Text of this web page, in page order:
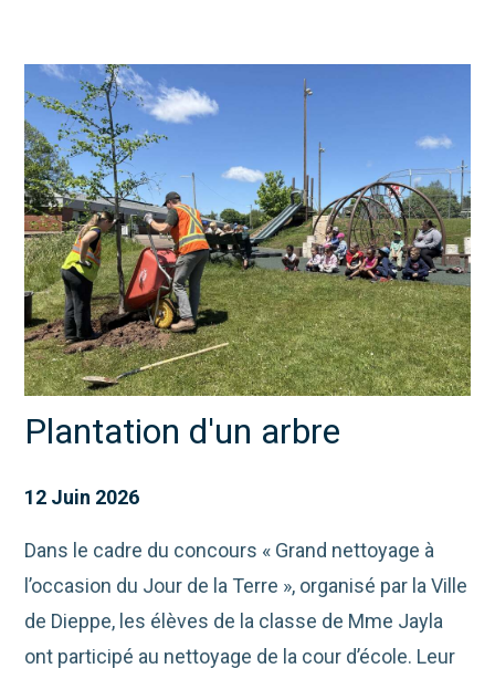
Plantation d'un arbre
12 Juin 2026
Dans le cadre du concours « Grand nettoyage à
l’occasion du Jour de la Terre », organisé par la Ville
de Dieppe, les élèves de la classe de Mme Jayla
ont participé au nettoyage de la cour d’école. Leur